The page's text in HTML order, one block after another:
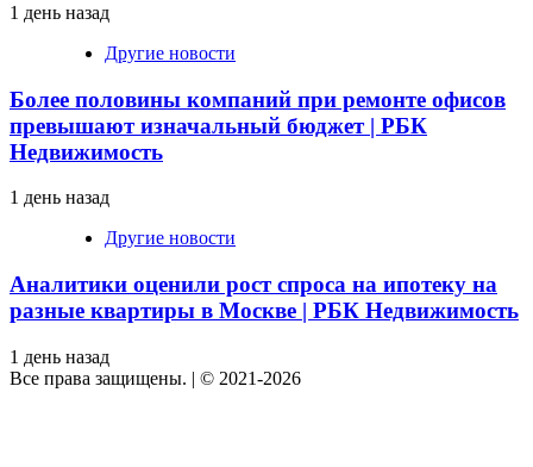
1 день назад
Другие новости
Более половины компаний при ремонте офисов
превышают изначальный бюджет | РБК
Недвижимость
1 день назад
Другие новости
Аналитики оценили рост спроса на ипотеку на
разные квартиры в Москве | РБК Недвижимость
1 день назад
Все права защищены. | © 2021-2026